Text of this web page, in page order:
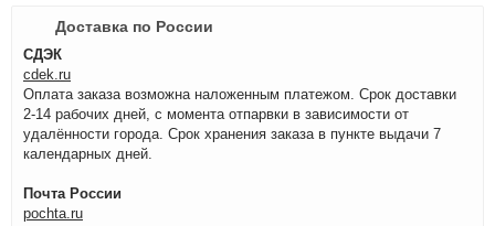
Доставка по России
СДЭК
cdek.ru
Оплата заказа возможна наложенным платежом. Срок доставки
2-14 рабочих дней, с момента отпарвки в зависимости от
удалённости города. Срок хранения заказа в пункте выдачи 7
календарных дней.
Почта России
pochta.ru